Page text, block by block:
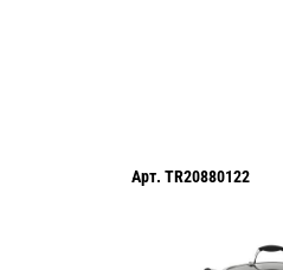
Арт. TR20880122